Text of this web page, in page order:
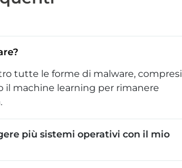
tutte le forme di malware, compresi
il machine learning per rimanere
più sistemi operativi con il mio